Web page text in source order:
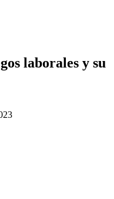
laborales y su